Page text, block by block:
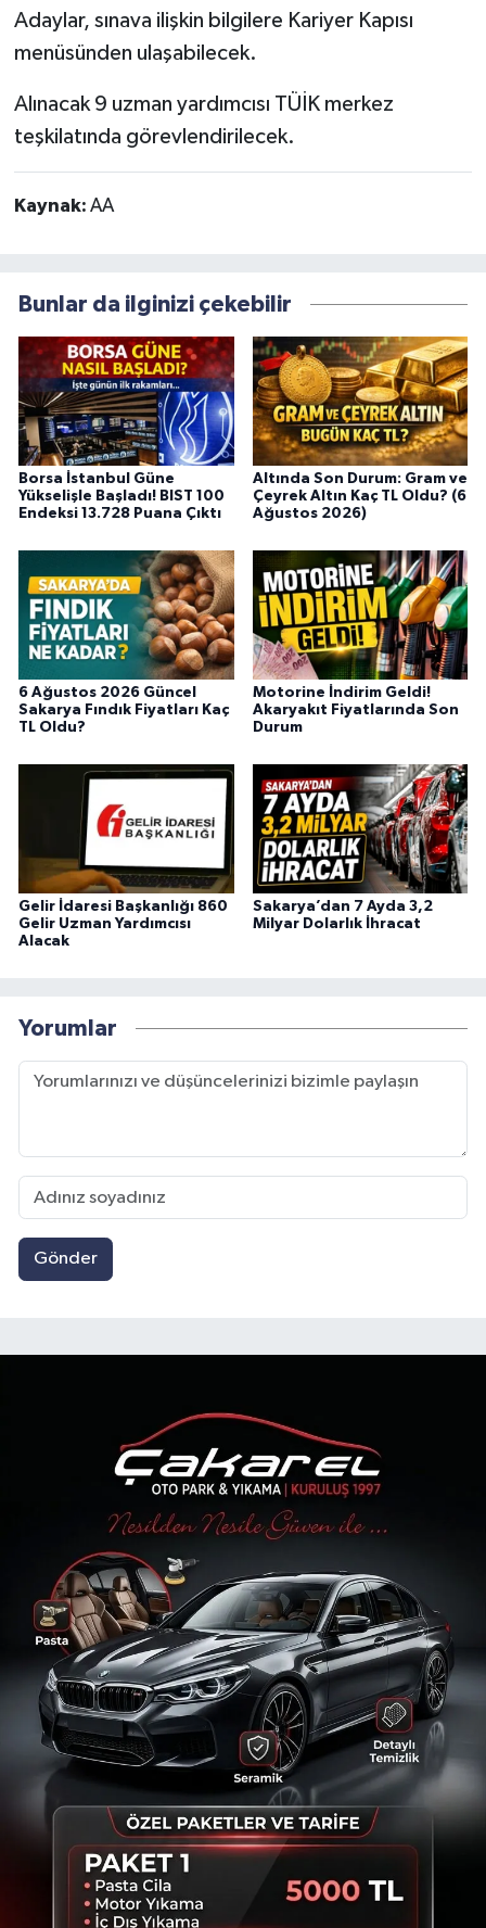
Adaylar, sınava ilişkin bilgilere Kariyer Kapısı
menüsünden ulaşabilecek.
Alınacak 9 uzman yardımcısı TÜİK merkez
teşkilatında görevlendirilecek.
Kaynak: AA
Bunlar da ilginizi çekebilir
Borsa İstanbul Güne
Yükselişle Başladı! BIST 100
Endeksi 13.728 Puana Çıktı
Altında Son Durum: Gram ve
Çeyrek Altın Kaç TL Oldu? (6
Ağustos 2026)
6 Ağustos 2026 Güncel
Sakarya Fındık Fiyatları Kaç
TL Oldu?
Motorine İndirim Geldi!
Akaryakıt Fiyatlarında Son
Durum
Gelir İdaresi Başkanlığı 860
Gelir Uzman Yardımcısı
Alacak
Sakarya’dan 7 Ayda 3,2
Milyar Dolarlık İhracat
Yorumlar
Gönder